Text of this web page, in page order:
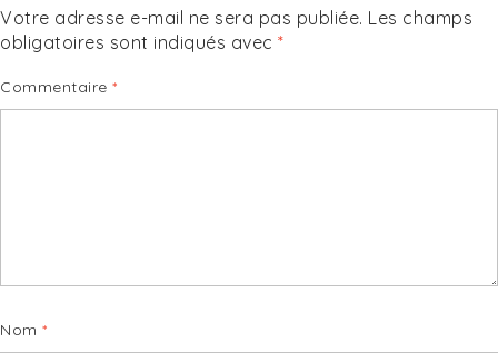
Votre adresse e-mail ne sera pas publiée. Les champs
obligatoires sont indiqués avec *
Commentaire *
Nom *